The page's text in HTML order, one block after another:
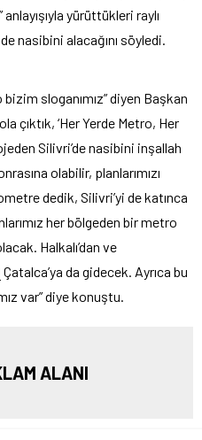
yürüttükleri raylı
nasibini alacağını söyledi.
sloganımız” diyen Başkan
çıktık, ‘Her Yerde Metro, Her
Silivri’de nasibini inşallah
olabilir, planlarımızı
dedik, Silivri’yi de katınca
her bölgeden bir metro
Halkalı’dan ve
Çatalca’ya da gidecek. Ayrıca bu
var” diye konuştu.
ALANI